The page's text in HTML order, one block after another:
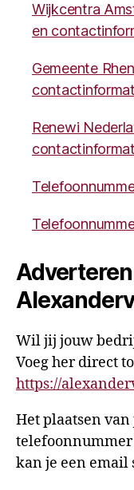
Wijkcentra
en
Gemeente
Renewi
Wil jij jouw
Voeg her direct
https://
Het plaatsen
telefoonnummer
kan je een email